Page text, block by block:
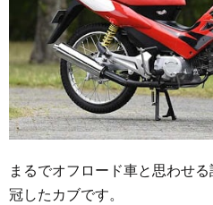
まるでオフロード車と思わせ
冠したカブです。